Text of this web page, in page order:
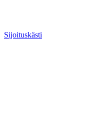
Sijoituskästi